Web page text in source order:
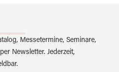
Messetermine, Seminare,
Newsletter. Jederzeit,